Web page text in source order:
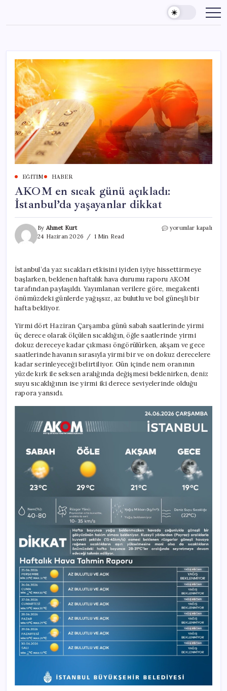
content
EĞITIM HABER
AKOM en sıcak günü açıkladı:
İstanbul’da yaşayanlar dikkat
By Ahmet Kurt
24 Haziran 2026
1 Min Read
AKOM
İstanbul’da
yaşayanlar
dikkat
için
yorumlar kapalı
İstanbul’da yaz sıcakları etkisini iyiden iyiye hissettirmeye
başlarken, beklenen haftalık hava durumu raporu AKOM
tarafından paylaşıldı. Yayımlanan verilere göre, megakenti
önümüzdeki günlerde yağışsız, az bulutlu ve bol güneşli bir
hafta bekliyor.
Yirmi dört Haziran Çarşamba günü sabah saatlerinde yirmi
üç derece olarak ölçülen sıcaklığın, öğle saatlerinde yirmi
dokuz dereceye kadar çıkması öngörülürken, akşam ve gece
saatlerinde havanın sırasıyla yirmi bir ve on dokuz derecelere
kadar serinleyeceği belirtiliyor. Gün içinde nem oranının
yüzde kırk ile seksen aralığında değişmesi beklenirken, deniz
suyu sıcaklığının ise yirmi iki derece seviyelerinde olduğu
rapora yansıdı.